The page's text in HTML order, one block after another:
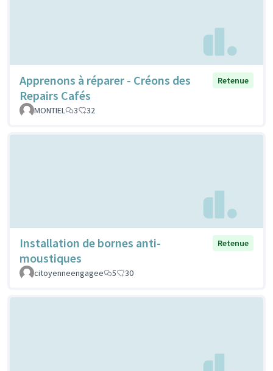
Apprenons à réparer - Créons des
Repairs Cafés
Retenue
MONTIEL 3 32
Installation de bornes anti-
moustiques
Retenue
citoyenneengagee 5 30